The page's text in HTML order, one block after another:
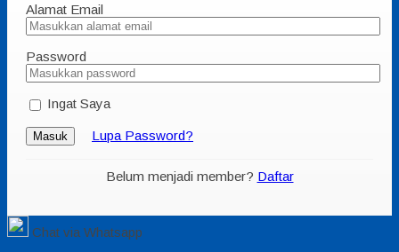
Alamat Email
Password
Ingat Saya
Masuk Lupa Password?
Belum menjadi member? Daftar
Chat via Whatsapp